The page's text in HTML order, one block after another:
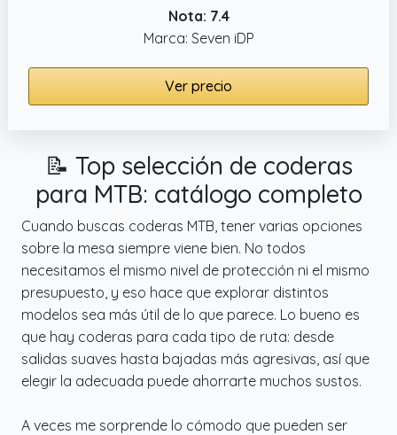
Nota: 7.4
Marca: Seven iDP
Ver precio
📝 Top selección de coderas
para MTB: catálogo completo
Cuando buscas coderas MTB, tener varias opciones
sobre la mesa siempre viene bien. No todos
necesitamos el mismo nivel de protección ni el mismo
presupuesto, y eso hace que explorar distintos
modelos sea más útil de lo que parece. Lo bueno es
que hay coderas para cada tipo de ruta: desde
salidas suaves hasta bajadas más agresivas, así que
elegir la adecuada puede ahorrarte muchos sustos.
A veces me sorprende lo cómodo que pueden ser